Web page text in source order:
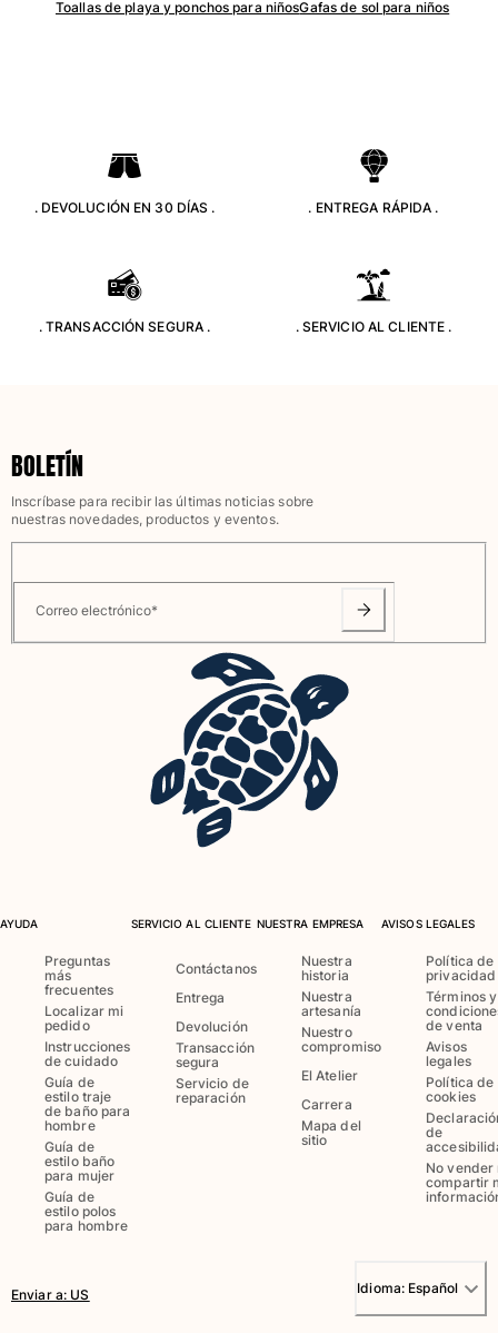
Vestidos
Túnicas
Pantalones
Sweatshirts
Yachting collection
Ver todo Yachting collection
Ver todo Niño
Clásico stretch
Clásico ultra ligero
Trajes de baño Bordados
Pret-a-porter
Polos
Pantalones
Shorts
Ver todo Pret-a-porter
Niña
Trajes de baño
Toallas de playa y ponchos para niñosGafas de sol para niños
. DEVOLUCIÓN EN 30 DÍAS . . ENTREGA RÁPIDA .
. TRANSACCIÓN SEGURA . . SERVICIO AL CLIENTE .
BOLETÍN
Inscríbase para recibir las últimas noticias sobre
nuestras novedades, productos y eventos.
Correo electrónico*
AYUDA
Preguntas
más
frecuentes
Localizar mi
pedido
Instrucciones
de cuidado
Guía de
estilo traje
de baño para
hombre
Guía de
estilo baño
para mujer
Guía de
estilo polos
para hombre
SERVICIO AL CLIENTE
Contáctanos
Entrega
Devolución
Transacción
segura
Servicio de
reparación
NUESTRA EMPRESA
Nuestra
historia
Nuestra
artesanía
Nuestro
compromiso
El Atelier
Carrera
Mapa del
sitio
AVISOS LEGALES
Política de
privacidad
Términos y
de venta
Avisos
legales
Política de
cookies
de
No vender
compartir
Enviar a: US Idioma: Español